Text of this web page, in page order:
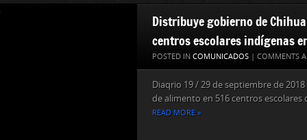
Distribuye gobierno de
centros escolares indígenas
POSTED IN COMUNICADOS | COMMENTS
Diaqrio 19 / 29 de septiembre de
de alimento en 516 centros escolares
READ MORE »